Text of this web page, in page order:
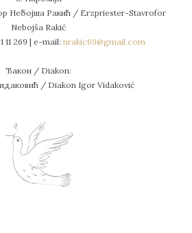
Небојша Ракић / Erzpriester-Stavrofor
Nebojša Rakić
11 269 | е-mail: nrakic69@gmail.com
Ђакон / Diakon:
/ Diakon Igor Vidaković